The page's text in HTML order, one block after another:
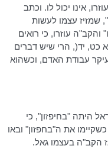
אינו יכול לו. וכתב
שמזיז עצמו לעשות
והקב"ה עוזרו, כי רואים
א כט, יד(, הרי שיש דברים
עבודת האדם, וכשהוא
היתה "בחיפזון", כי
את ה"בחפזון" ובאו
הקב"ה בעצמו גאל.